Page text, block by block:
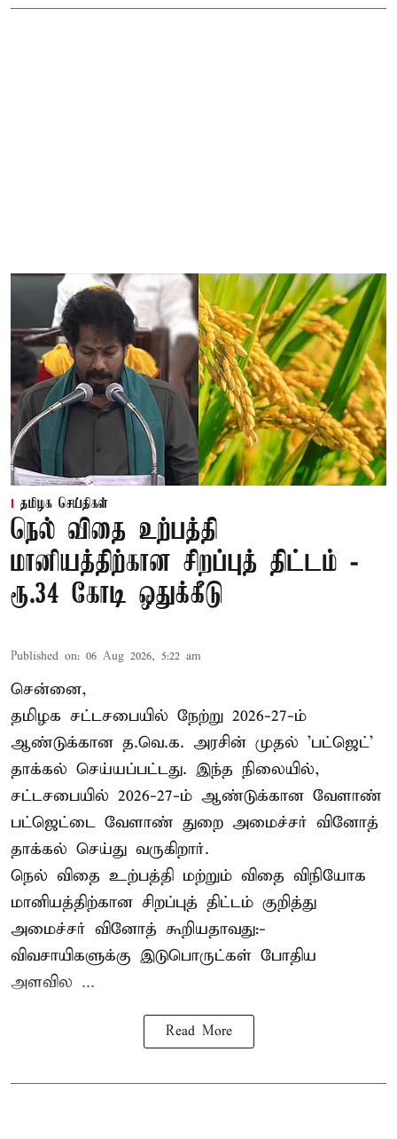
தமிழக செய்திகள்
நெல் விதை உற்பத்தி
மானியத்திற்கான சிறப்புத் திட்டம் -
ரூ.34 கோடி ஒதுக்கீடு
Published on: 06 Aug 2026, 5:22 am
சென்னை,
தமிழக சட்டசபையில் நேற்று 2026-27-ம்
ஆண்டுக்கான த.வெ.க. அரசின் முதல் 'பட்ஜெட்'
தாக்கல் செய்யப்பட்டது. இந்த நிலையில்,
சட்டசபையில் 2026-27-ம் ஆண்டுக்கான வேளாண்
பட்ஜெட்டை வேளாண் துறை அமைச்சர் வினோத்
தாக்கல் செய்து வருகிறார்.
நெல் விதை உற்பத்தி மற்றும் விதை விநியோக
மானியத்திற்கான சிறப்புத் திட்டம் குறித்து
அமைச்சர் வினோத் கூறியதாவது:-
விவசாயிகளுக்கு இடுபொருட்கள் போதிய
அளவில ...
Read More